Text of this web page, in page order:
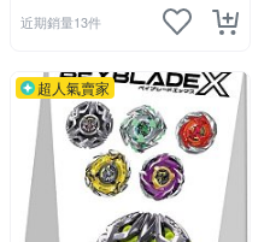
近期銷量13件
超人氣賣家